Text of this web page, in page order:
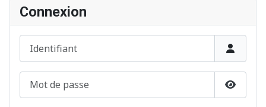
Connexion
Identifiant
Mot de passe